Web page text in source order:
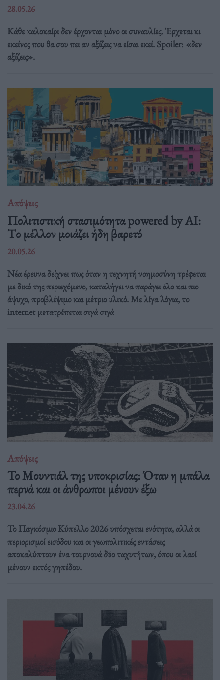
28.05.26
Κάθε καλοκαίρι δεν έρχονται μόνο οι συναυλίες. Έρχεται κι
εκείνος που θα σου πει αν αξίζεις να είσαι εκεί. Spoiler: «δεν
αξίζεις».
Απόψεις
Πολιτιστική στασιμότητα powered by AI:
Tο μέλλον μοιάζει ήδη βαρετό
20.05.26
Νέα έρευνα δείχνει πως όταν η τεχνητή νοημοσύνη τρέφεται
με δικό της περιεχόμενο, καταλήγει να παράγει όλο και πιο
άψυχο, προβλέψιμο και μέτριο υλικό. Με λίγα λόγια, το
internet μετατρέπεται σιγά σιγά
Απόψεις
Το Μουντιάλ της υποκρισίας: Όταν η μπάλα
περνά και οι άνθρωποι μένουν έξω
23.04.26
Το Παγκόσμιο Κύπελλο 2026 υπόσχεται ενότητα, αλλά οι
περιορισμοί εισόδου και οι γεωπολιτικές εντάσεις
αποκαλύπτουν ένα τουρνουά δύο ταχυτήτων, όπου οι λαοί
μένουν εκτός γηπέδου.